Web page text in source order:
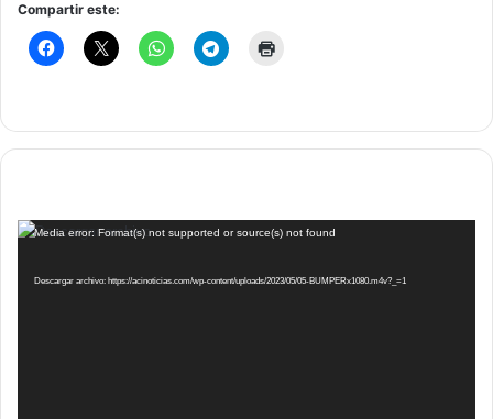
Compartir este:
Reproductor
vídeo
Media error: Format(s) not supported or source(s) not found
Descargar archivo: https://acinoticias.com/wp-content/uploads/2023/05/05-BUMPERx1080.m4v?_=1